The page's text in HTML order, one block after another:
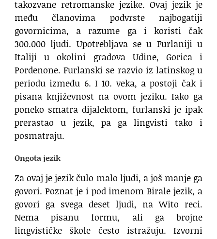
takozvane retromanske jezike. Ovaj jezik je
među članovima podvrste najbogatiji
govornicima, a razume ga i koristi čak
300.000 ljudi. Upotrebljava se u Furlaniji u
Italiji u okolini gradova Udine, Gorica i
Pordenone. Furlanski se razvio iz latinskog u
periodu između 6. I 10. veka, a postoji čak i
pisana književnost na ovom jeziku. Iako ga
poneko smatra dijalektom, furlanski je ipak
prerastao u jezik, pa ga lingvisti tako i
posmatraju.
Ongota jezik
Za ovaj je jezik čulo malo ljudi, a još manje ga
govori. Poznat je i pod imenom Birale jezik, a
govori ga svega deset ljudi, na Wito reci.
Nema pisanu formu, ali ga brojne
lingvističke škole često istražuju. Izvorni